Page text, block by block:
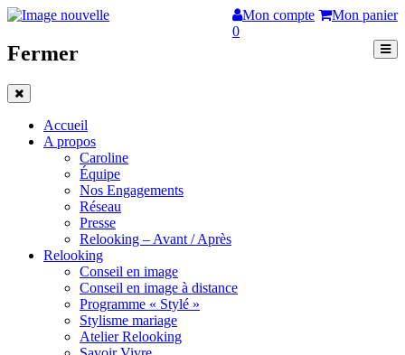
Mon compte
Mon panier
0
Fermer
Accueil
A propos
Caroline
Équipe
Nos Engagements
Réseau
Presse
Relooking – Avant / Après
Relooking
Conseil en image
Conseil en image à distance
Programme « Stylé »
Stylisme mariage
Atelier Relooking